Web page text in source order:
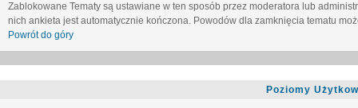
Zablokowane Tematy są ustawiane w ten sposób przez moderatora lub
nich ankieta jest automatycznie kończona. Powodów dla zamknięcia tematu
Powrót do góry
Poziomy